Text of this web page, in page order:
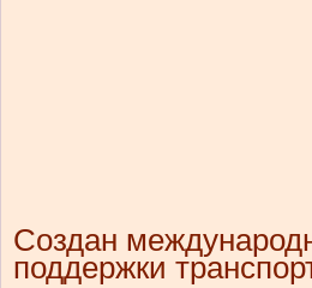
Создан
поддержки